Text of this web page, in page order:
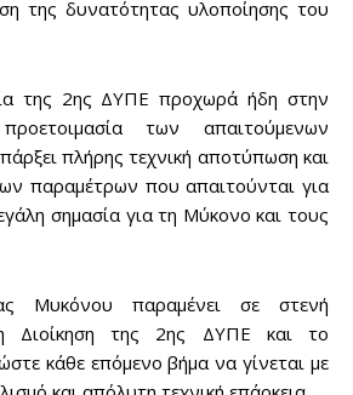
Don't miss
Sing up for our newsletter
to stay in the loop.
της δυνατότητας υλοποίησης του
της 2ης ΔΥΠΕ προχωρά ήδη στην
των απαιτούμενων
πλήρης τεχνική αποτύπωση και
παραμέτρων που απαιτούνται για
σημασία για τη Μύκονο και τους
Μυκόνου παραμένει σε στενή
Διοίκηση της 2ης ΔΥΠΕ και το
κάθε επόμενο βήμα να γίνεται με